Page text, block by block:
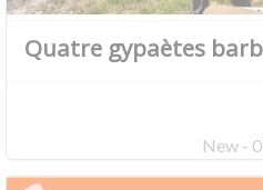
Quatre gypaètes
New -